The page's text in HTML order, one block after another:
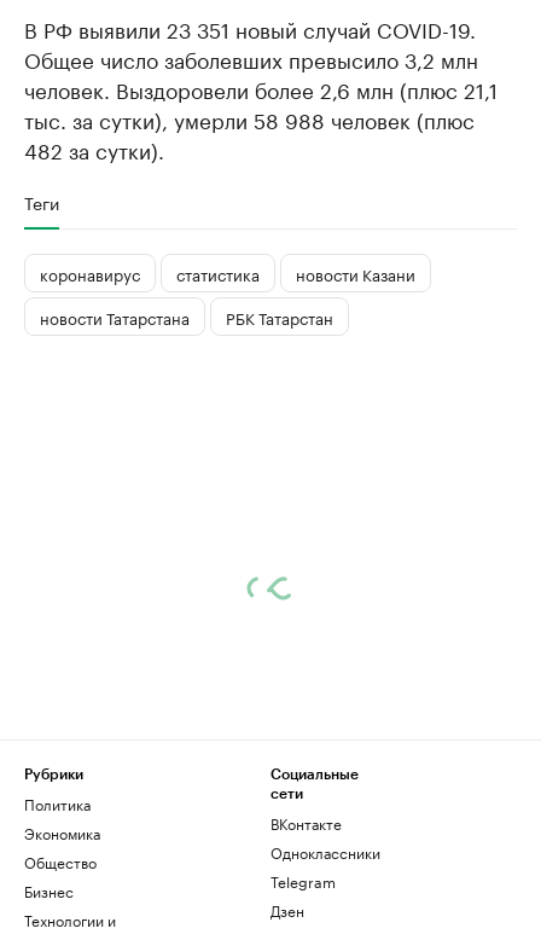
В РФ выявили 23 351 новый случай COVID-19.
Общее число заболевших превысило 3,2 млн
человек. Выздоровели более 2,6 млн (плюс 21,1
тыс. за сутки), умерли 58 988 человек (плюс
482 за сутки).
Теги
коронавирус статистика
новости Казани
новости Татарстана
РБК Татарстан
Рубрики
Политика
Экономика
Общество
Бизнес
Технологии и
Социальные
сети
ВКонтакте
Одноклассники
Telegram
Дзен